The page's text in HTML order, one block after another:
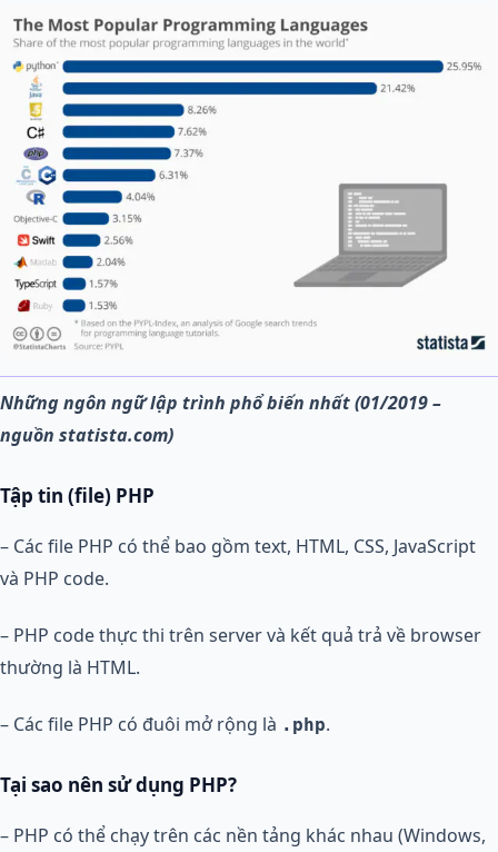
Những ngôn ngữ lập trình phổ biến nhất (01/2019 –
nguồn statista.com)
Tập tin (file) PHP
– Các file PHP có thể bao gồm text, HTML, CSS, JavaScript
và PHP code.
– PHP code thực thi trên server và kết quả trả về browser
thường là HTML.
– Các file PHP có đuôi mở rộng là .php.
Tại sao nên sử dụng PHP?
– PHP có thể chạy trên các nền tảng khác nhau (Windows,